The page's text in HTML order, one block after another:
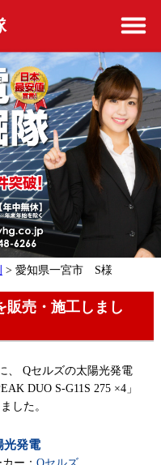
> 愛知県一宮市 S様
販売・施工しまし
、 Qセルズの太陽光発電
DUO S-G11S 275 ×4」
した。
光発電